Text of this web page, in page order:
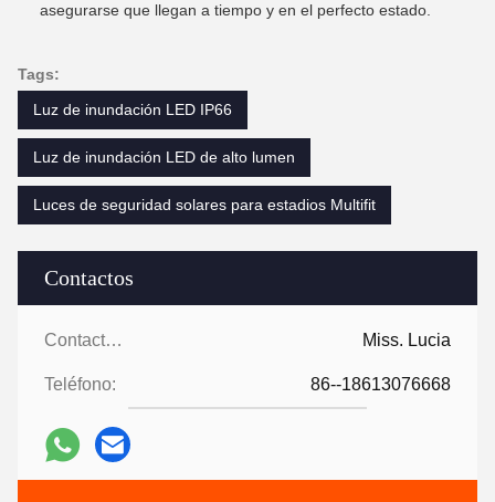
Contactos
Contactos: Miss. Lucia
Teléfono: 86--18613076668
asegurarse que llegan a tiempo y en el perfecto estado.
Tags:
Luz de inundación LED IP66
Luz de inundación LED de alto lumen
Luces de seguridad solares para estadios Multifit